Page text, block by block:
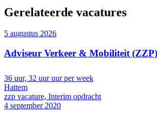
Gerelateerde vacatures
5 augustus 2026
Adviseur Verkeer & Mobiliteit (ZZP)
36 uur, 32 uur uur per week
Hattem
zzp vacature, Interim opdracht
4 september 2020